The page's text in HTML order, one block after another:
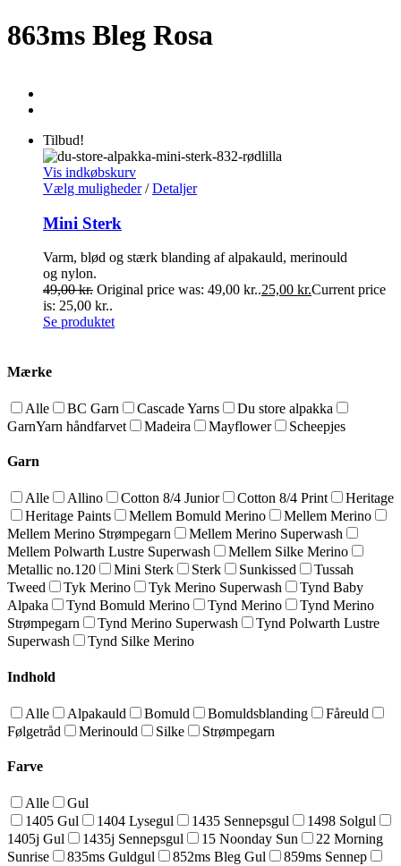
863ms Bleg Rosa
Tilbud!
Vis indkøbskurv
Vælg muligheder/ Detaljer
Mini Sterk
Varm, blød og stærk blanding af alpakauld, merinould
og nylon.
49,00kr. Original price was: 49,00 kr..25,00 kr.Current price
is: 25,00 kr..
Se produktet
Mærke
Alle BC Garn Cascade Yarns
Du store alpakka
GarnYarn håndfarvet
Madeira Mayflower Scheepjes
Garn
Alle Allino Cotton 8/4 Junior Cotton 8/4 Print
Heritage
Heritage Paints
Mellem Bomuld Merino
Mellem Merino
Mellem Merino Strømpegarn
Mellem Merino Superwash
Mellem Polwarth Lustre Superwash
Mellem Silke Merino
Metallic no.120
Mini Sterk Sterk Sunkissed
Tussah
Tweed
Tyk Merino Tyk Merino Superwash
Tynd Baby
Alpaka
Tynd Bomuld Merino Tynd Merino
Tynd Merino
Strømpegarn
Tynd Merino Superwash
Tynd Polwarth Lustre
Superwash
Tynd Silke Merino
Indhold
Alle Alpakauld Bomuld Bomuldsblanding
Fåreuld
Følgetråd
Merinould Silke Strømpegarn
Farve
Alle
Gul
1405 Gul
1404 Lysegul 1435 Sennepsgul
1498 Solgul
1405j Gul
1435j Sennepsgul 15 Noonday Sun
22 Morning
Sunrise
835ms Guldgul 852ms Bleg Gul
859ms Sennep